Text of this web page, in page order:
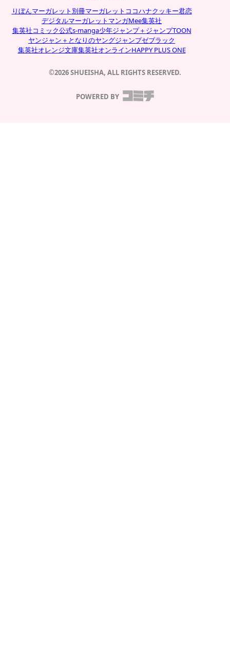
りぼんマーガレット 別冊マーガレット ココハナクッキー君恋
デジタルマーガレット マンガMee集英社
集英社コミック公式s-manga少年ジャンプ＋ ジャンプTOON
ヤンジャン＋ となりのヤングジャンプゼブラック
集英社オレンジ文庫集英社オンラインHAPPY PLUS ONE
©2026 SHUEISHA, ALL RIGHTS RESERVED.
POWERED BY